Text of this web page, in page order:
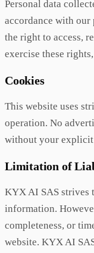
Personal data
accordance with
the right to access,
exercise these
Cookies
This website uses
operation. No
without your explicit
Limitation of
KYX AI SAS strives
information.
completeness, or
website. KYX AI